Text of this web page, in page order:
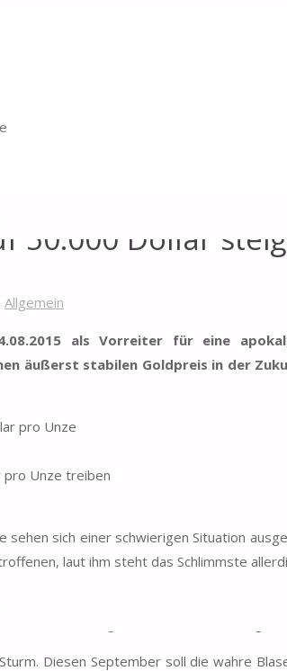
50.000 Dollar
Allgemein
als Vorreiter für eine
äußerst stabilen Goldpreis in der
pro Unze treiben
sich einer schwierigen Situation
laut ihm steht das Schlimmste
Meinungen und sticht mit seinen
seiner Meinung wird hier viel Wert
Diesen September soll die wahre